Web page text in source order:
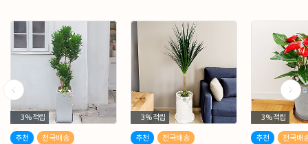
3%적립
추천 전국배송
3%적립
추천 전국배송
3%적립
추천 전국배